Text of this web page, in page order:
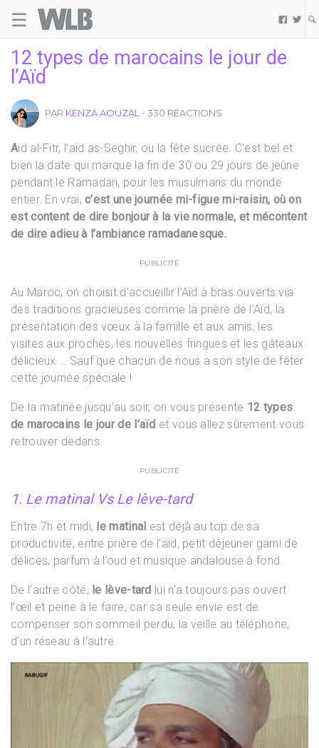
☰  
12 types de marocains le jour de
l’Aïd
PAR KENZA AOUZAL - 330 RÉACTIONS
Aïd al-Fitr, l’aïd as-Seghir, ou la fête sucrée. C’est bel et
bien la date qui marque la fin de 30 ou 29 jours de jeûne
pendant le Ramadan, pour les musulmans du monde
entier. En vrai,c’est une journée mi-figue mi-raisin, où on
est content de dire bonjour à la vie normale, et mécontent
de dire adieu à l’ambiance ramadanesque.
PUBLICITÉ
Au Maroc, on choisit d’accueillir l’Aïd à bras ouverts via
des traditions gracieuses comme la prière de l’Aïd, la
présentation des vœux à la famille et aux amis, les
visites aux proches, les nouvelles fringues et les gâteaux
délicieux … Sauf que chacun de nous a son style de fêter
cette journée spéciale !
De la matinée jusqu’au soir, on vous présente 12 types
de marocains le jour de l’aïd et vous allez sûrement vous
retrouver dedans.
PUBLICITÉ
1. Le matinal Vs Le lève-tard
Entre 7h et midi, le matinal est déjà au top de sa
productivité, entre prière de l’aïd, petit déjeuner garni de
délices, parfum à l’oud et musique andalouse à fond.
De l’autre côté, le lève-tard lui n’a toujours pas ouvert
l’œil et peine à le faire, car sa seule envie est de
compenser son sommeil perdu, la veille au téléphone,
d’un réseau à l’autre.